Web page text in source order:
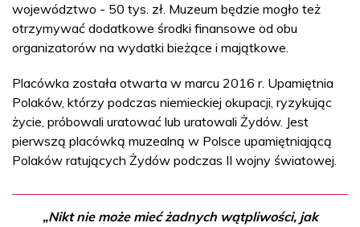
województwo - 50 tys. zł. Muzeum będzie mogło też
otrzymywać dodatkowe środki finansowe od obu
organizatorów na wydatki bieżące i majątkowe.
Placówka została otwarta w marcu 2016 r. Upamiętnia
Polaków, którzy podczas niemieckiej okupacji, ryzykując
życie, próbowali uratować lub uratowali Żydów. Jest
pierwszą placówką muzealną w Polsce upamiętniającą
Polaków ratujących Żydów podczas II wojny światowej.
„Nikt nie może mieć żadnych wątpliwości, jak